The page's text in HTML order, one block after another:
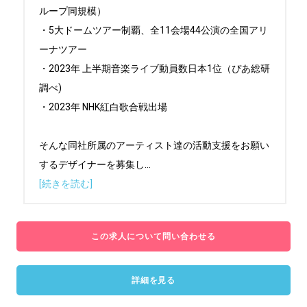
ループ同規模）
・5大ドームツアー制覇、全11会場44公演の全国アリ
ーナツアー
・2023年 上半期音楽ライブ動員数日本1位（ぴあ総研
調べ)
・2023年 NHK紅白歌合戦出場
そんな同社所属のアーティスト達の活動支援をお願い
するデザイナーを募集し
[続きを読む]
この求人について問い合わせる
詳細を見る